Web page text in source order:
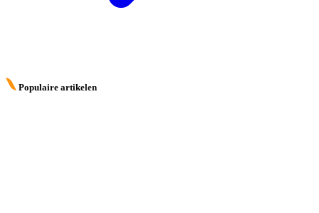
Populaire artikelen